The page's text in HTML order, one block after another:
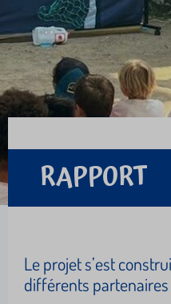
RAPPORT
Le projet s’est
différents partenaires